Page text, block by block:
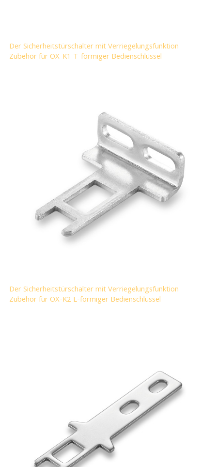
Der Sicherheitstürschalter mit Verriegelungsfunktion
Zubehör für OX-K1 T-förmiger Bedienschlüssel
Der Sicherheitstürschalter mit Verriegelungsfunktion
Zubehör für OX-K2 L-förmiger Bedienschlüssel